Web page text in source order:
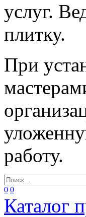
услуг.
плитку.
При
работу.
0 0
Каталог